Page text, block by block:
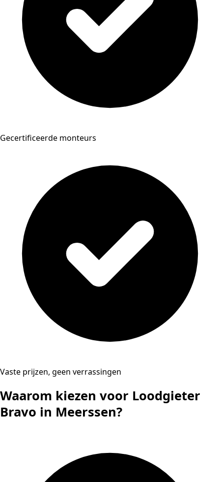
Gecertificeerde monteurs
Vaste prijzen, geen verrassingen
Waarom kiezen voor Loodgieter
Bravo in Meerssen?